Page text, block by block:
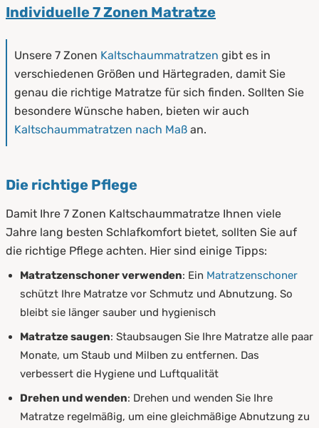
Individuelle 7 Zonen Matratze
Unsere 7 Zonen Kaltschaummatratzen gibt es in
verschiedenen Größen und Härtegraden, damit Sie
genau die richtige Matratze für sich finden. Sollten Sie
besondere Wünsche haben, bieten wir auch
Kaltschaummatratzen nach Maß an.
Die richtige Pflege
Damit Ihre 7 Zonen Kaltschaummatratze Ihnen viele
Jahre lang besten Schlafkomfort bietet, sollten Sie auf
die richtige Pflege achten. Hier sind einige Tipps:
Matratzenschoner verwenden: Ein Matratzenschoner
schützt Ihre Matratze vor Schmutz und Abnutzung. So
bleibt sie länger sauber und hygienisch
Matratze saugen: Staubsaugen Sie Ihre Matratze alle paar
Monate, um Staub und Milben zu entfernen. Das
verbessert die Hygiene und Luftqualität
Drehen und wenden: Drehen und wenden Sie Ihre
Matratze regelmäßig, um eine gleichmäßige Abnutzung zu